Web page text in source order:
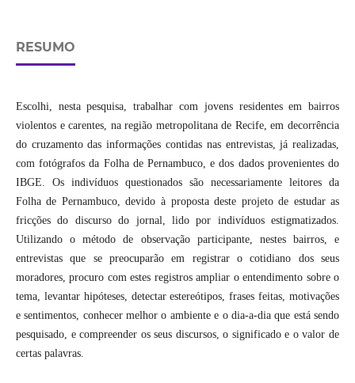
RESUMO
Escolhi, nesta pesquisa, trabalhar com jovens residentes em bairros
violentos e carentes, na região metropolitana de Recife, em decorrência
do cruzamento das informações contidas nas entrevistas, já realizadas,
com fotógrafos da Folha de Pernambuco, e dos dados provenientes do
IBGE. Os indivíduos questionados são necessariamente leitores da
Folha de Pernambuco, devido à proposta deste projeto de estudar as
fricções do discurso do jornal, lido por indivíduos estigmatizados.
Utilizando o método de observação participante, nestes bairros, e
entrevistas que se preocuparão em registrar o cotidiano dos seus
moradores, procuro com estes registros ampliar o entendimento sobre o
tema, levantar hipóteses, detectar estereótipos, frases feitas, motivações
e sentimentos, conhecer melhor o ambiente e o dia-a-dia que está sendo
pesquisado, e compreender os seus discursos, o significado e o valor de
certas palavras.